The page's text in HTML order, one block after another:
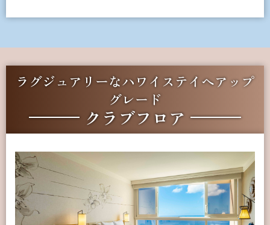
ラグジュアリーなハワイステイへアップ
グレード
クラブフロア